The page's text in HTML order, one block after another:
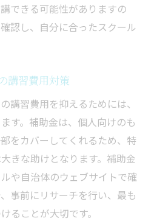
できる可能性がありますの
認し、自分に合ったスクール
講習費用対策
講習費用を抑えるためには、
す。補助金は、個人向けのも
をカバーしてくれるため、特
きな助けとなります。補助金
や自治体のウェブサイトで確
事前にリサーチを行い、最も
ることが大切です。